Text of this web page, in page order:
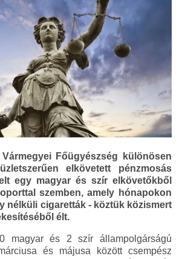
Főügyészség különösen
elkövetett pénzmosás
egy magyar és szír elkövetőkből
szemben, amely hónapokon
nélküli cigaretták - köztük közismert
élt.
magyar és 2 szír állampolgárságú
és májusa között csempész